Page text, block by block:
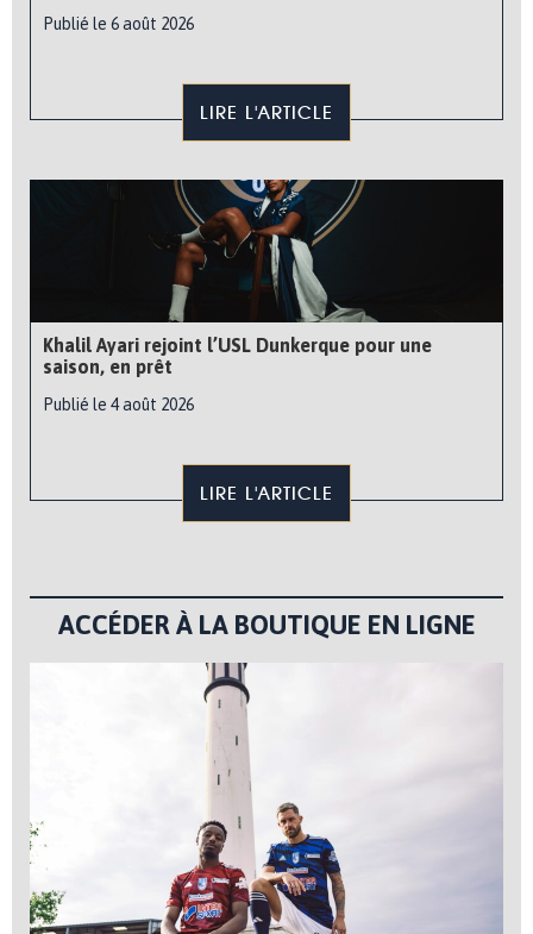
Publié le 6 août 2026
LIRE L'ARTICLE
Khalil Ayari rejoint l’USL Dunkerque pour une
saison, en prêt
Publié le 4 août 2026
LIRE L'ARTICLE
ACCÉDER À LA BOUTIQUE EN LIGNE